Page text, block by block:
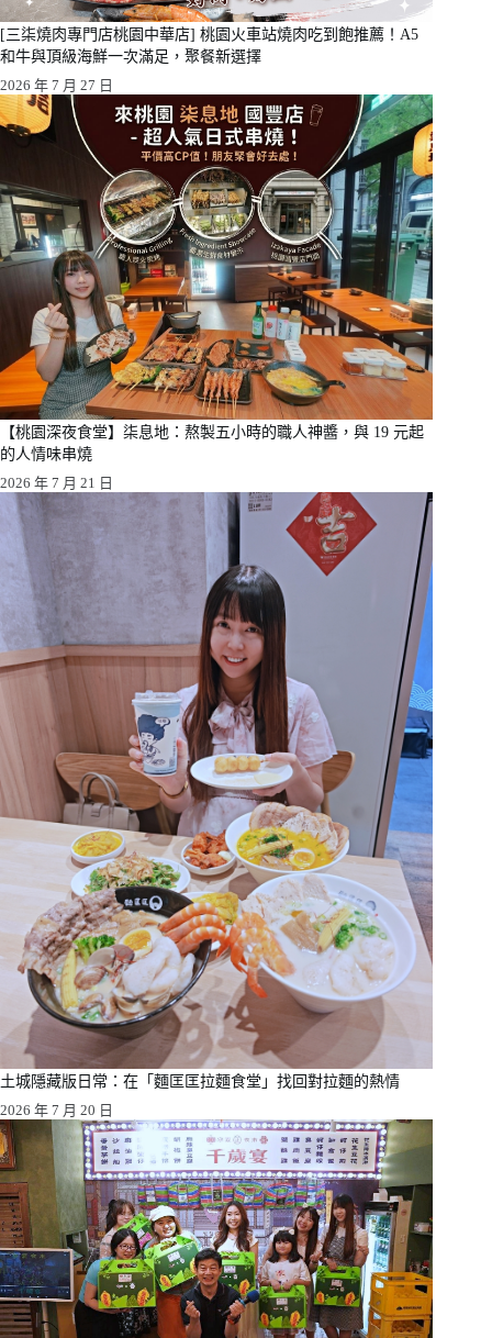
[三柒燒肉專門店桃園中華店] 桃園火車站燒肉吃到飽推薦！A5
和牛與頂級海鮮一次滿足，聚餐新選擇
2026 年 7 月 27 日
【桃園深夜食堂】柒息地：熬製五小時的職人神醬，與 19 元起
的人情味串燒
2026 年 7 月 21 日
土城隱藏版日常：在「麵匡匡拉麵食堂」找回對拉麵的熱情
2026 年 7 月 20 日